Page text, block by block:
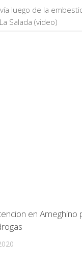
luego de la
Salada (video)
en Ameghino